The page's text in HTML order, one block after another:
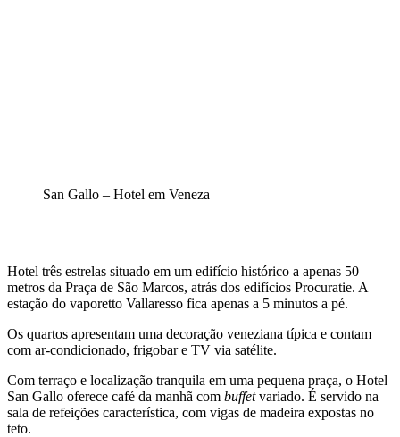
San Gallo – Hotel em Veneza
Hotel três estrelas situado em um edifício histórico a apenas 50
metros da Praça de São Marcos, atrás dos edifícios Procuratie. A
estação do vaporetto Vallaresso fica apenas a 5 minutos a pé.
Os quartos apresentam uma decoração veneziana típica e contam
com ar-condicionado, frigobar e TV via satélite.
Com terraço e localização tranquila em uma pequena praça, o Hotel
San Gallo oferece café da manhã com buffetvariado. É servido na
sala de refeições característica, com vigas de madeira expostas no
teto.